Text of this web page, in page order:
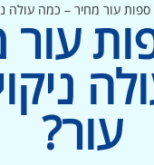
ספות עור מחיר – כמה עולה
עור?